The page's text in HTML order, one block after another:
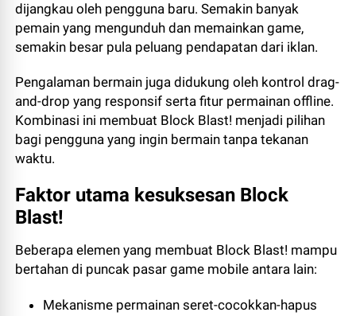
dijangkau oleh pengguna baru. Semakin banyak
pemain yang mengunduh dan memainkan game,
semakin besar pula peluang pendapatan dari iklan.
Pengalaman bermain juga didukung oleh kontrol drag-
and-drop yang responsif serta fitur permainan offline.
Kombinasi ini membuat Block Blast! menjadi pilihan
bagi pengguna yang ingin bermain tanpa tekanan
waktu.
Faktor utama kesuksesan Block
Blast!
Beberapa elemen yang membuat Block Blast! mampu
bertahan di puncak pasar game mobile antara lain:
Mekanisme permainan seret-cocokkan-hapus